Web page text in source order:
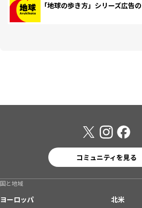
「地球の歩き方」シリーズ広告
コミュニティを見る
国と地域
ヨーロッパ
北米